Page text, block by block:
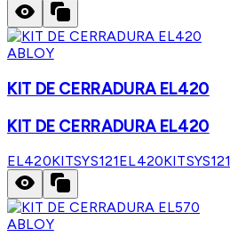
ABLOY
KIT DE CERRADURA EL420
KIT DE CERRADURA EL420
EL420KITSYS121EL420KITSYS121
ABLOY